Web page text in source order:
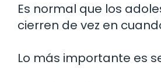
Es normal que los
cierren de vez en
Lo más importante es